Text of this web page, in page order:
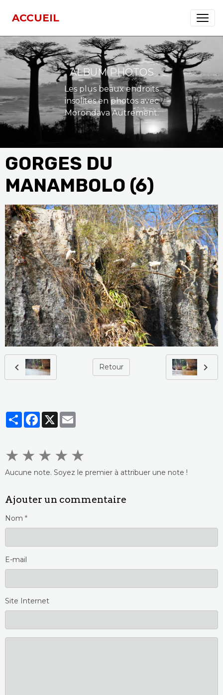
ACCUEIL
ALBUM PHOTOS
Les plus beaux endroits
insolites en photos avec
Morondava Autrement.
GORGES DU
MANAMBOLO (6)
Retour
PartagerFacebook
X
★ ★ ★ ★ ★
Aucune note. Soyez le premier à attribuer une note !
Ajouter un commentaire
Nom
E-mail
Site Internet